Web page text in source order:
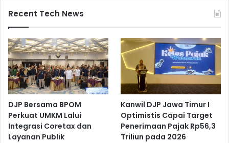
Recent Tech News
DJP Bersama BPOM
Perkuat UMKM Lalui
Integrasi Coretax dan
Layanan Publik
Kanwil DJP Jawa Timur I
Optimistis Capai Target
Penerimaan Pajak Rp56,3
Triliun pada 2026